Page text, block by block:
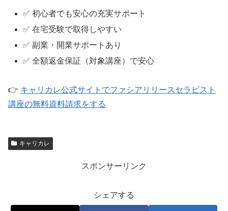
✅ 初心者でも安心の充実サポート
✅ 在宅受験で取得しやすい
✅ 副業・開業サポートあり
✅ 全額返金保証（対象講座）で安心
👉 キャリカレ公式サイトでファシアリリースセラピスト
講座の無料資料請求をする
キャリカレ
スポンサーリンク
シェアする